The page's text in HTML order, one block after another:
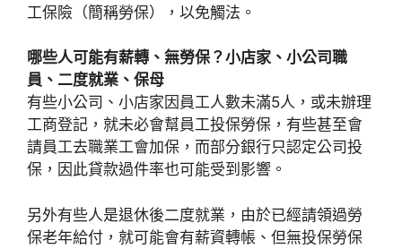
工保險（簡稱勞保），以免觸法。
哪些人可能有薪轉、無勞保？小店家、小公司職
員、二度就業、保母
有些小公司、小店家因員工人數未滿5人，或未辦理
工商登記，就未必會幫員工投保勞保，有些甚至會
請員工去職業工會加保，而部分銀行只認定公司投
保，因此貸款過件率也可能受到影響。
另外有些人是退休後二度就業，由於已經請領過勞
保老年給付，就可能會有薪資轉帳、但無投保勞保